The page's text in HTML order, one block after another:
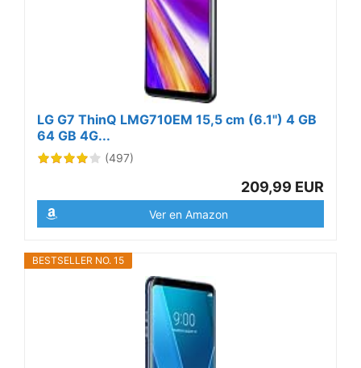
LG G7 ThinQ LMG710EM 15,5 cm (6.1") 4 GB
64 GB 4G...
(497)
209,99 EUR
Ver en Amazon
BESTSELLER NO. 15